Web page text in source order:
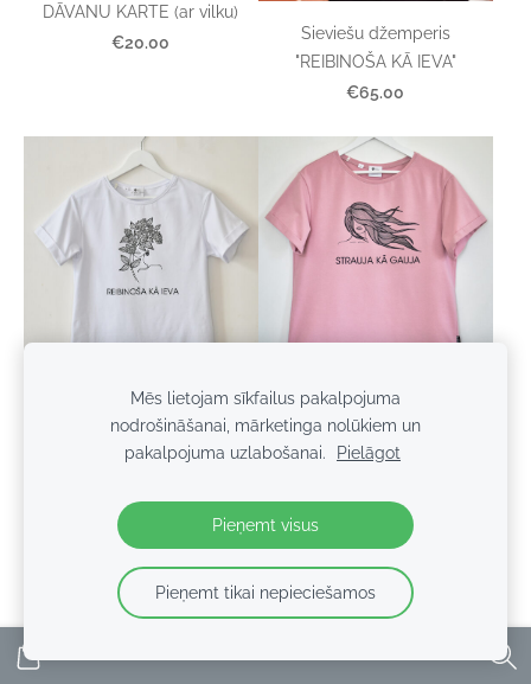
DĀVANU KARTE (ar vilku)
€20.00
Sieviešu džemperis
"REIBINOŠA KĀ IEVA"
€65.00
"REIBINOŠA KĀ IEVA",
sieviešu T-krekls ar
€35.00
"STRAUJA KĀ GAUJA",
sieviešu T-krekls ar
€35.00
Mēs lietojam sīkfailus pakalpojuma
nodrošināšanai, mārketinga nolūkiem un
pakalpojuma uzlabošanai.
Pielāgot
Pieņemt visus
Pieņemt tikai nepieciešamos